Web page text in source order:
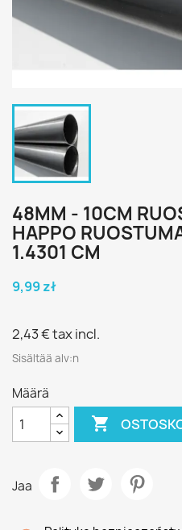
48MM - 10CM
HAPPO
1.4301 CM
9,99 zł
2,43 €tax incl.
Sisältää alv:n
Määrä

Jaa